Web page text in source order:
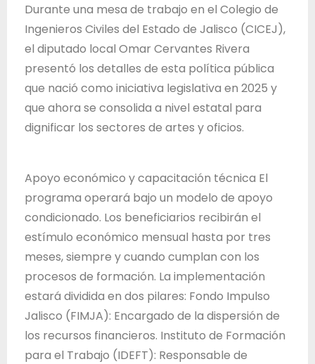
j
o
d
e
l
E
s
o
e
a
Durante una mesa de trabajo en el Colegio de
Ingenieros Civiles del Estado de Jalisco (CICEJ),
el diputado local Omar Cervantes Rivera
presentó los detalles de esta política pública
que nació como iniciativa legislativa en 2025 y
que ahora se consolida a nivel estatal para
dignificar los sectores de artes y oficios.
Apoyo económico y capacitación técnica El
programa operará bajo un modelo de apoyo
condicionado. Los beneficiarios recibirán el
estímulo económico mensual hasta por tres
meses, siempre y cuando cumplan con los
procesos de formación. La implementación
estará dividida en dos pilares: Fondo Impulso
Jalisco (FIMJA): Encargado de la dispersión de
los recursos financieros. Instituto de Formación
para el Trabajo (IDEFT): Responsable de